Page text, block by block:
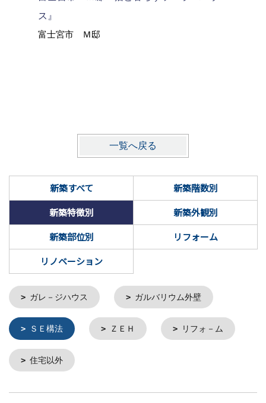
ス』
富士宮市 Ｍ邸
一覧へ戻る
新築すべて
新築階数別
新築特徴別
新築外観別
新築部位別
リフォーム
リノベーション
ガレ－ジハウス ガルバリウム外壁
ＳＥ構法 ＺＥＨ リフォ－ム
住宅以外